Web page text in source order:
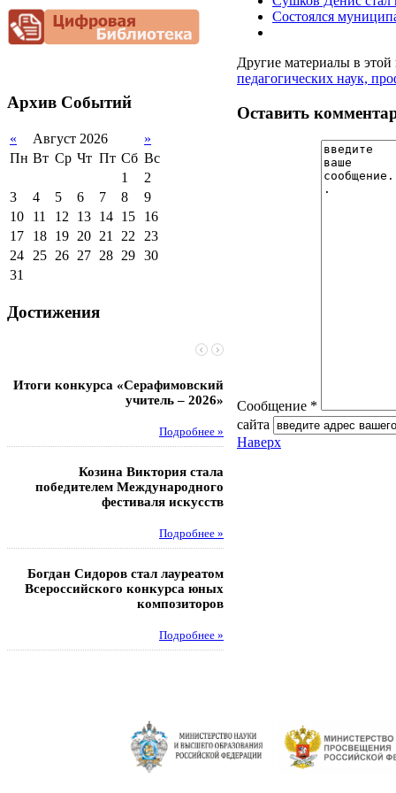
Снижение
документационной
нагрузки
Архив Событий
« Август 2026
»
Пн Вт Ср Чт Пт Сб Вс
1
2
3
4 5 6 7 8
9
10
11 12 13 14 15
16
17
18 19 20 21 22 23
24 25 26 27 28 29 30
31
Достижения
Итоги конкурса «Серафимовский
учитель – 2026»
Подробнее »
Козина Виктория стала
победителем Международного
фестиваля искусств
Подробнее »
Богдан Сидоров стал лауреатом
Всероссийского конкурса юных
композиторов
Подробнее »
областных соревнований
Состоялся
Другие материалы в этой
педагогических наук,
Оставить
Сообщение *
сайта
Наверх